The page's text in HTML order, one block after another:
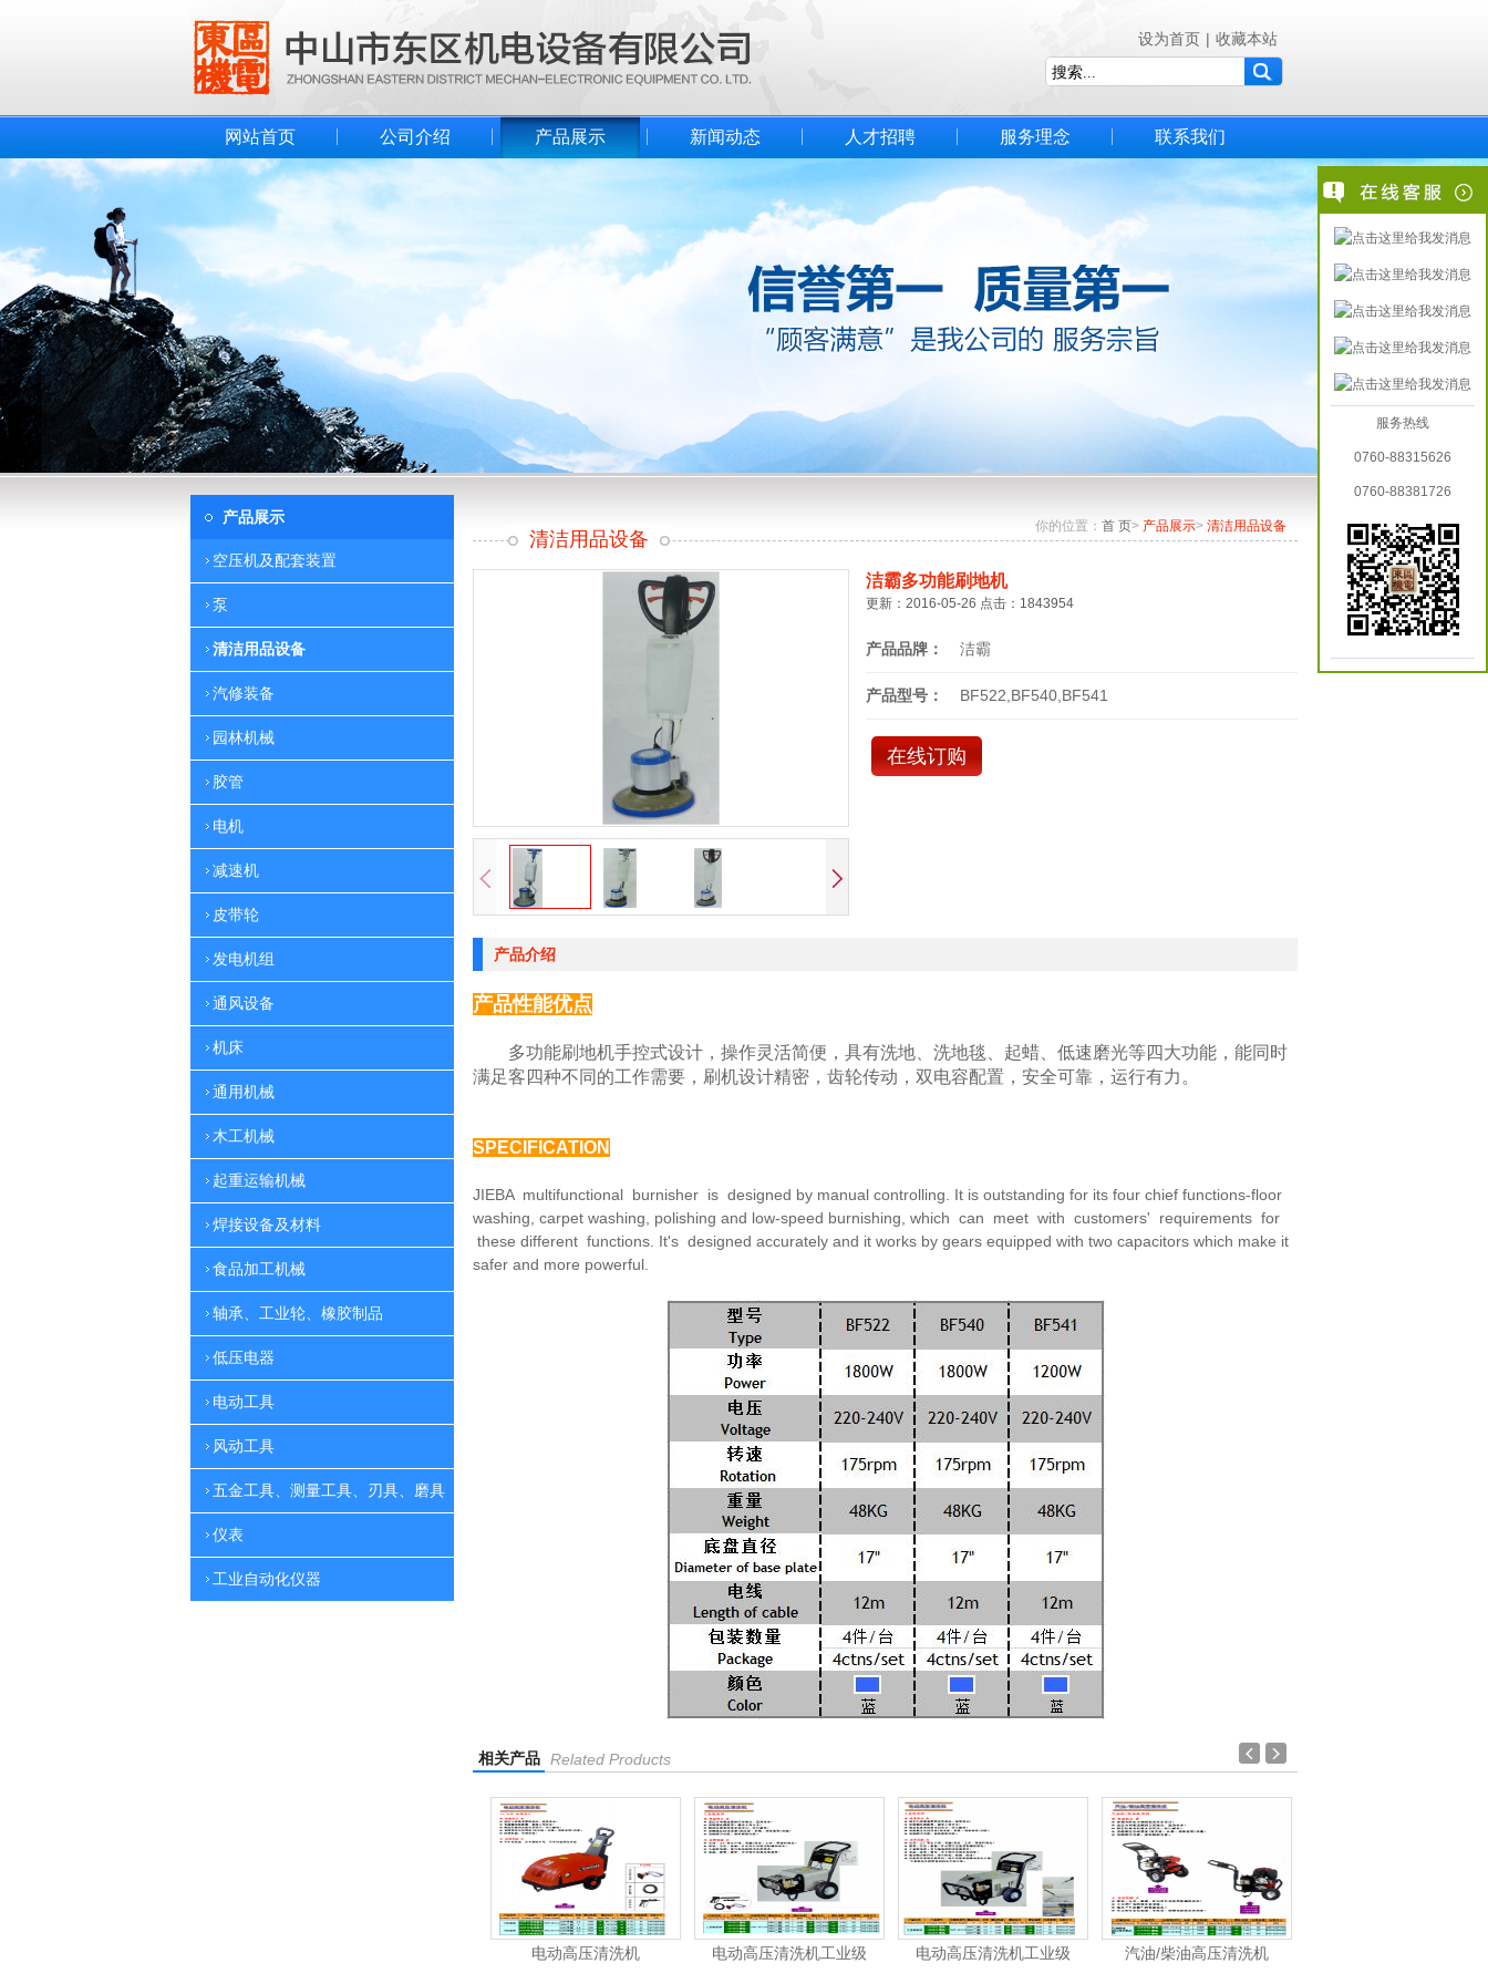
设为首页 | 收藏本站
网站首页 公司介绍 产品展示 新闻动态 人才招聘 服务理念 联系我们
产品展示
空压机及配套装置
泵
清洁用品设备
汽修装备
园林机械
胶管
电机
减速机
皮带轮
发电机组
通风设备
机床
通用机械
木工机械
起重运输机械
焊接设备及材料
食品加工机械
轴承、工业轮、橡胶制品
低压电器
电动工具
风动工具
五金工具、测量工具、刃具、磨具
仪表
工业自动化仪器
你的位置： 首 页> 产品展示> 清洁用品设备
清洁用品设备
洁霸多功能刷地机
更新：2016-05-26 点击：1843954
产品品牌： 洁霸
产品型号： BF522,BF540,BF541
在线订购
产品介绍
产品性能优点
多功能刷地机手控式设计，操作灵活简便，具有洗地、 洗地毯、起蜡、低速磨光等四大功能，能同时
满足客四种不同的工作需要，刷机设计精密，齿轮传动，双电容配置， 安全可靠，运行有力。
SPECIFICATION
JIEBA multifunctional burnisher is designed by manual controlling. It is outstanding for its four chief functions-floor
washing, carpet washing, polishing and low-speed burnishing, which can meet with customers' requirements for
these different functions. It's designed accurately and it works by gears equipped with two capacitors which make it
safer and more powerful.
相关产品 Related Products
电动高压清洗机 电动高压清洗机工业级 电动高压清洗机工业级 汽油/柴油高压清洗机
服务热线
0760-88315626
0760-88381726